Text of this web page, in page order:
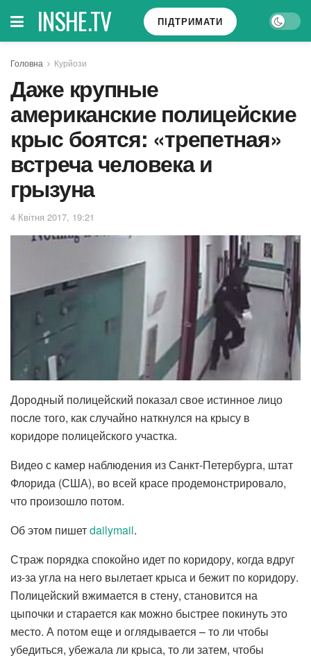
INSHE.TV ПІДТРИМАТИ
Головна Курйози
Даже крупные
американские полицейские
крыс боятся: «трепетная»
встреча человека и
грызуна
4 Квітня 2017, 19:21
Дородный полицейский показал свое истинное лицо
после того, как случайно наткнулся на крысу в
коридоре полицейского участка.
Видео с камер наблюдения из Санкт-Петербурга, штат
Флорида (США), во всей красе продемонстрировало,
что произошло потом.
Об этом пишетdailymail.
Страж порядка спокойно идет по коридору, когда вдруг
из-за угла на него вылетает крыса и бежит по коридору.
Полицейский вжимается в стену, становится на
цыпочки и старается как можно быстрее покинуть это
место. А потом еще и оглядывается – то ли чтобы
убедиться, убежала ли крыса, то ли затем, чтобы